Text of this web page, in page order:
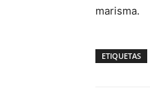
marisma.
ETIQUETAS